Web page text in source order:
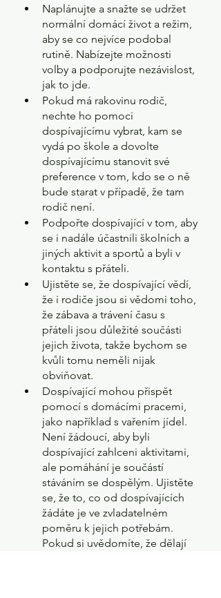
Naplánujte a snažte se udržet
normální domácí život a režim,
aby se co nejvíce podobal
rutině. Nabízejte možnosti
volby a podporujte nezávislost,
jak to jde.
Pokud má rakovinu rodič,
nechte ho pomoci
dospívajícímu vybrat, kam se
vydá po škole a dovolte
dospívajícímu stanovit své
preference v tom, kdo se o ně
bude starat v případě, že tam
rodič není.
Podpořte dospívající v tom, aby
se i nadále účastnili školních a
jiných aktivit a sportů a byli v
kontaktu s přáteli.
Ujistěte se, že dospívající vědí,
že i rodiče jsou si vědomi toho,
že zábava a trávení času s
přáteli jsou důležité součásti
jejich života, takže bychom se
kvůli tomu neměli nijak
obviňovat.
Dospívající mohou přispět
pomocí s domácími pracemi,
jako například s vařením jídel.
Není žádoucí, aby byli
dospívající zahlceni aktivitami,
ale pomáhání je součástí
stáváním se dospělým. Ujistěte
se, že to, co od dospívajících
žádáte je ve zvladatelném
poměru k jejich potřebám.
Pokud si uvědomíte, že dělají